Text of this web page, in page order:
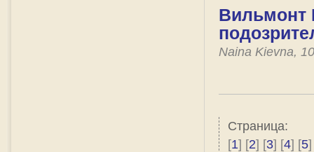
Вильмонт
Naina Kievna,
Страница:
[1] [2] [3] [4] [5]